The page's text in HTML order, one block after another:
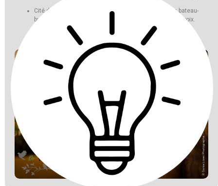
Cité des Moussaillons, Lorient La Base, Port-Louis en bateau-
bus, plages de Larmor-Plage, Terres de Nataé et île de Groix.